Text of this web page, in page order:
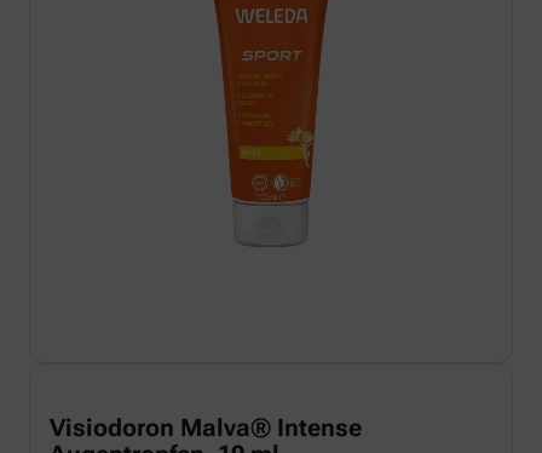
Visiodoron Malva® Intense